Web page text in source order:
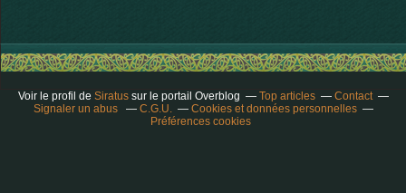
Voir le profil de Siratussur le portail Overblog Top articles
Contact
Signaler un abus
C.G.U.
Cookies et données personnelles
Préférences cookies